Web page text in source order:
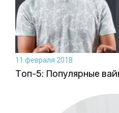
11 февраля 2018
Топ-5: Популярные